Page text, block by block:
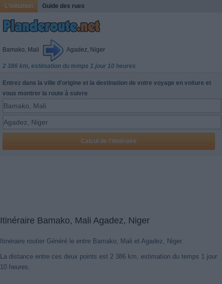
L'initiation Guide des rues
Bamako, Mali Agadez, Niger
2 386 km, estimation du temps 1 jour 10 heures
Entrez dans la ville d'origine et la destination de votre voyage en voiture et
vous montrer la route à suivre
Itinéraire Bamako, Mali Agadez, Niger
Itinéraire routier Généré le entre Bamako, Mali et Agadez, Niger.
La distance entre ces deux points est 2 386 km, estimation du temps 1 jour
10 heures.